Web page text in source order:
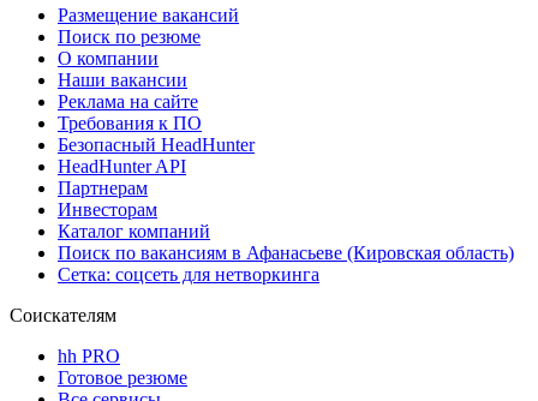
Размещение вакансий
Поиск по резюме
О компании
Наши вакансии
Реклама на сайте
Требования к ПО
Безопасный HeadHunter
HeadHunter API
Партнерам
Инвесторам
Каталог компаний
Поиск по вакансиям в Афанасьеве (Кировская область)
Сетка: соцсеть для нетворкинга
Соискателям
hh PRO
Готовое резюме